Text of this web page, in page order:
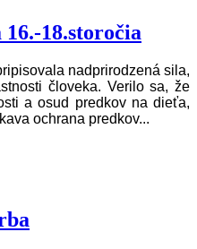
18.storočia
nadprirodzená sila,
človeka. Verilo sa, že
a osud predkov na dieťa,
ochrana predkov...